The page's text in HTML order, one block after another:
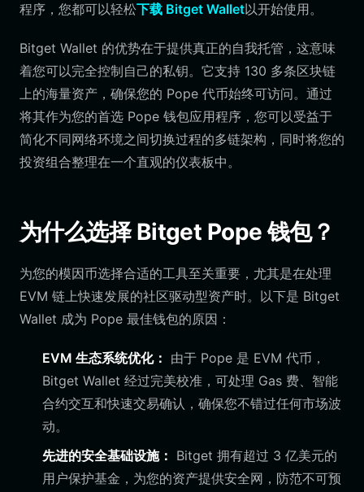
程序，您都可以轻松下载 Bitget Wallet以开始使用。
Bitget Wallet 的优势在于提供真正的自我托管，这意味
着您可以完全控制自己的私钥。它支持 130 多条区块链
上的海量资产，确保您的 Pope 代币始终可访问。通过
将其作为您的首选 Pope 钱包应用程序，您可以受益于
简化不同网络环境之间切换过程的多链架构，同时将您的
投资组合整理在一个直观的仪表板中。
为什么选择 Bitget Pope 钱包？
为您的模因币选择合适的工具至关重要，尤其是在处理
EVM 链上快速发展的社区驱动型资产时。以下是 Bitget
Wallet 成为 Pope 最佳钱包的原因：
EVM 生态系统优化： 由于 Pope 是 EVM 代币，
Bitget Wallet 经过完美校准，可处理 Gas 费、智能
合约交互和快速交易确认，确保您不错过任何市场波
动。
先进的安全基础设施： Bitget 拥有超过 3 亿美元的
用户保护基金，为您的资产提供安全网，防范不可预